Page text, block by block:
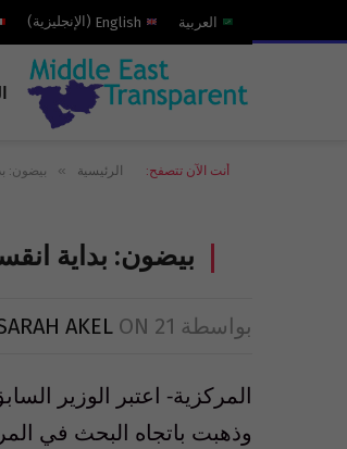
العربية English
( الإنجليزية)
أنت الآن تتصفح: الرئيسية » بيضون:
بيضون: بداية
بواسطة AKEL ON 21 نوفمبر 2011
المركزية- اعتبر الوزير
وذهبت باتجاه البحث في